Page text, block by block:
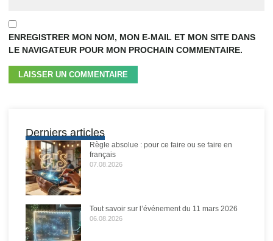
ENREGISTRER MON NOM, MON E-MAIL ET MON SITE DANS
LE NAVIGATEUR POUR MON PROCHAIN COMMENTAIRE.
Derniers articles
Règle absolue : pour ce faire ou se faire en
français
07.08.2026
Tout savoir sur l’événement du 11 mars 2026
06.08.2026